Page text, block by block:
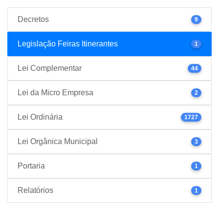
Decretos 9
Legislação Feiras Itinerantes 1
Lei Complementar 44
Lei da Micro Empresa 2
Lei Ordinária 1727
Lei Orgânica Municipal 3
Portaria 1
Relatórios 1